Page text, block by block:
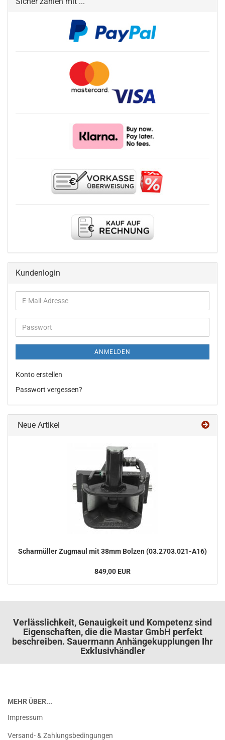
Kundenlogin
E-
Mail-
Adresse
Passwort
ANMELDEN
Konto erstellen
Passwort vergessen?
Neue Artikel
Schar­mül­ler Zug­maul mit 38mm Bol­zen (03.2703.021-​A16)
849,00 EUR
Verlässlichkeit, Genauigkeit und Kompetenz sind
Eigenschaften, die die Mastar GmbH perfekt
beschreiben. Sauermann Anhängekupplungen Ihr
Exklusivhändler
MEHR ÜBER...
Impressum
Versand- & Zahlungsbedingungen